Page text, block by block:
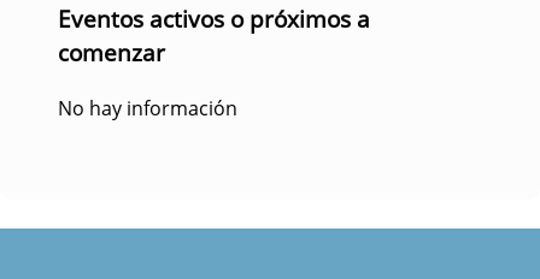
Eventos activos o próximos a
comenzar
No hay información